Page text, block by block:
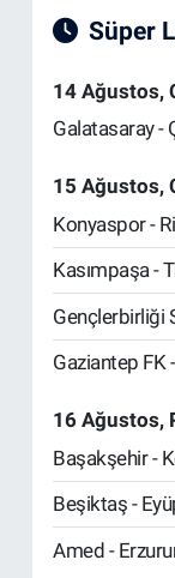
Süper
14 Ağustos,
Galatasaray -
15 Ağustos,
Konyaspor -
Kasımpaşa -
Gençlerbirliği
Gaziantep FK
16 Ağustos,
Başakşehir -
Beşiktaş -
Amed -